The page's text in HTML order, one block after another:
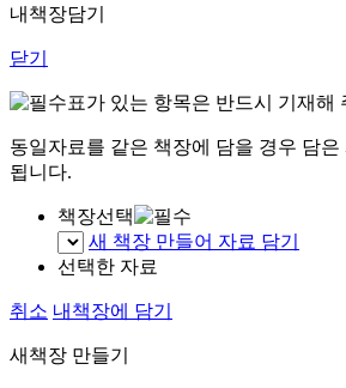
내책장담기
닫기
표가 있는 항목은 반드시 기재해
동일자료를 같은 책장에 담을 경우 담
됩니다.
책장선택
새 책장 만들어 자료 담기
선택한 자료
취소 내책장에 담기
새책장 만들기